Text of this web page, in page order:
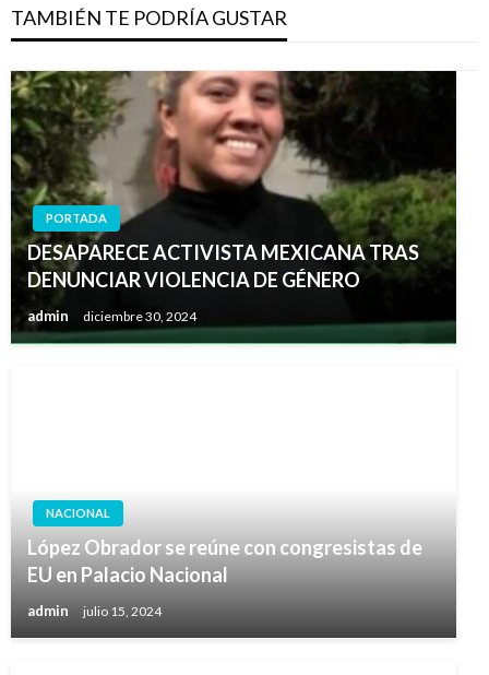
TAMBIÉN TE PODRÍA GUSTAR
PORTADA
DESAPARECE ACTIVISTA MEXICANA TRAS
DENUNCIAR VIOLENCIA DE GÉNERO
admin diciembre 30, 2024
NACIONAL
López Obrador se reúne con congresistas de
EU en Palacio Nacional
admin julio 15, 2024